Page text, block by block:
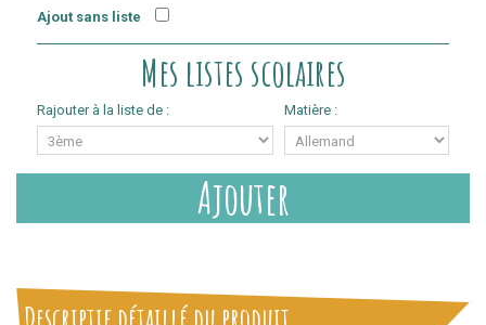
Ajout sans liste
Mes listes scolaires
Rajouter à la liste de : Matière :
Ajouter